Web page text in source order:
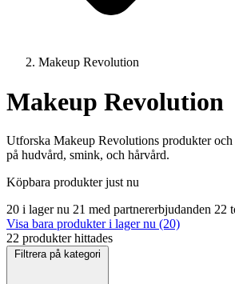
Makeup Revolution
Makeup Revolution
Utforska Makeup Revolutions produkter och
på hudvård, smink, och hårvård.
Köpbara produkter just nu
20 i lager nu 21 med partnererbjudanden 22
Visa bara produkter i lager nu (20)
22 produkter hittades
Filtrera på kategori